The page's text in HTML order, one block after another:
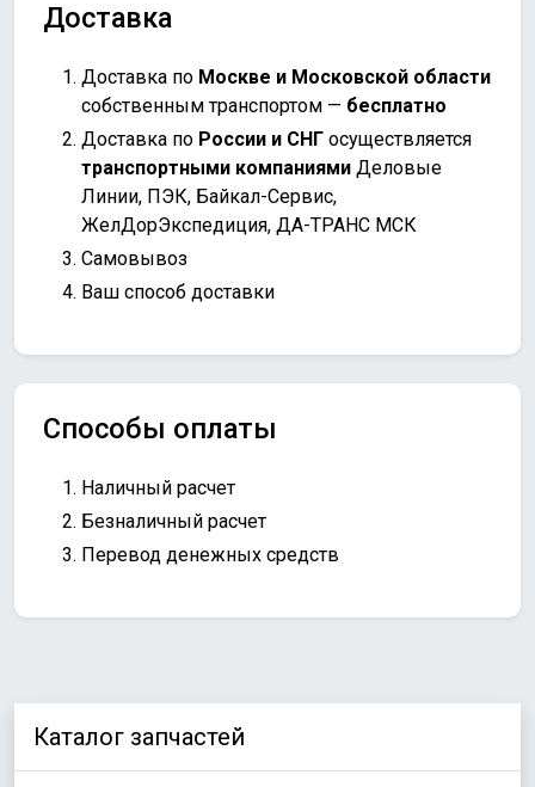
Каталог запчастей
Доставка
Доставка по Москве и Московской области
собственным транспортом — бесплатно
Доставка по России и СНГ осуществляется
транспортными компаниями Деловые
Линии, ПЭК, Байкал-Сервис,
ЖелДорЭкспедиция, ДА-ТРАНС МСК
Самовывоз
Ваш способ доставки
Способы оплаты
Наличный расчет
Безналичный расчет
Перевод денежных средств